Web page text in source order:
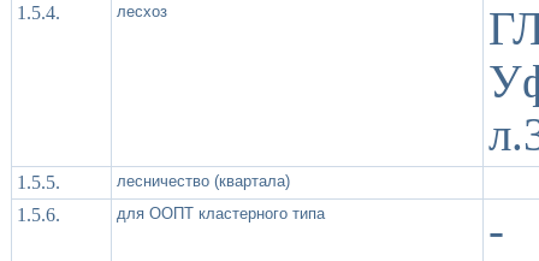
1.5.4. лесхоз
1.5.5. лесничество (квартала)
1.5.6. для ООПТ кластерного типа -